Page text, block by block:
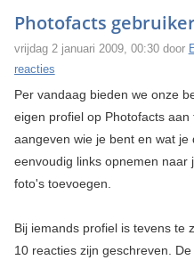
Photofacts
vrijdag 2 januari 2009, 00:30 door
reacties
Per vandaag bieden we onze
eigen profiel op Photofacts
aangeven wie je bent en wat
eenvoudig links opnemen naar
foto's toevoegen.
Bij iemands profiel is tevens te
10 reacties zijn geschreven.